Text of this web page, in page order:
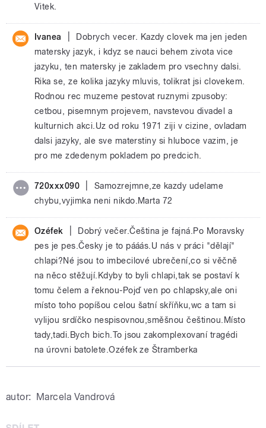
Vitek.
Ivanea
Dobrych vecer. Kazdy clovek ma jen jeden
matersky jazyk, i kdyz se nauci behem zivota vice
jazyku, ten matersky je zakladem pro vsechny dalsi.
Rika se, ze kolika jazyky mluvis, tolikrat jsi clovekem.
Rodnou rec muzeme pestovat ruznymi zpusoby:
cetbou, pisemnym projevem, navstevou divadel a
kulturnich akci.Uz od roku 1971 ziji v cizine, ovladam
dalsi jazyky, ale sve materstiny si hluboce vazim, je
pro me zdedenym pokladem po predcich.
720xxx090
Samozrejmne,ze kazdy udelame
chybu,vyjimka neni nikdo.Marta 72
Ozéfek
Dobrý večer.Čeština je fajná.Po Moravsky
pes je pes.Česky je to pááás.U nás v práci "dělají"
chlapi?Né jsou to imbecilové ubrečení,co si věčně
na něco stěžují.Kdyby to byli chlapi,tak se postaví k
tomu čelem a řeknou-Pojď ven po chlapsky,ale oni
místo toho popíšou celou šatní skříňku,wc a tam si
vylijou srdíčko nespisovnou,směšnou češtinou.Místo
tady,tadi.Bych bich.To jsou zakomplexovaní tragédi
na úrovni batolete.Ozéfek ze Štramberka
autor: Marcela Vandrová